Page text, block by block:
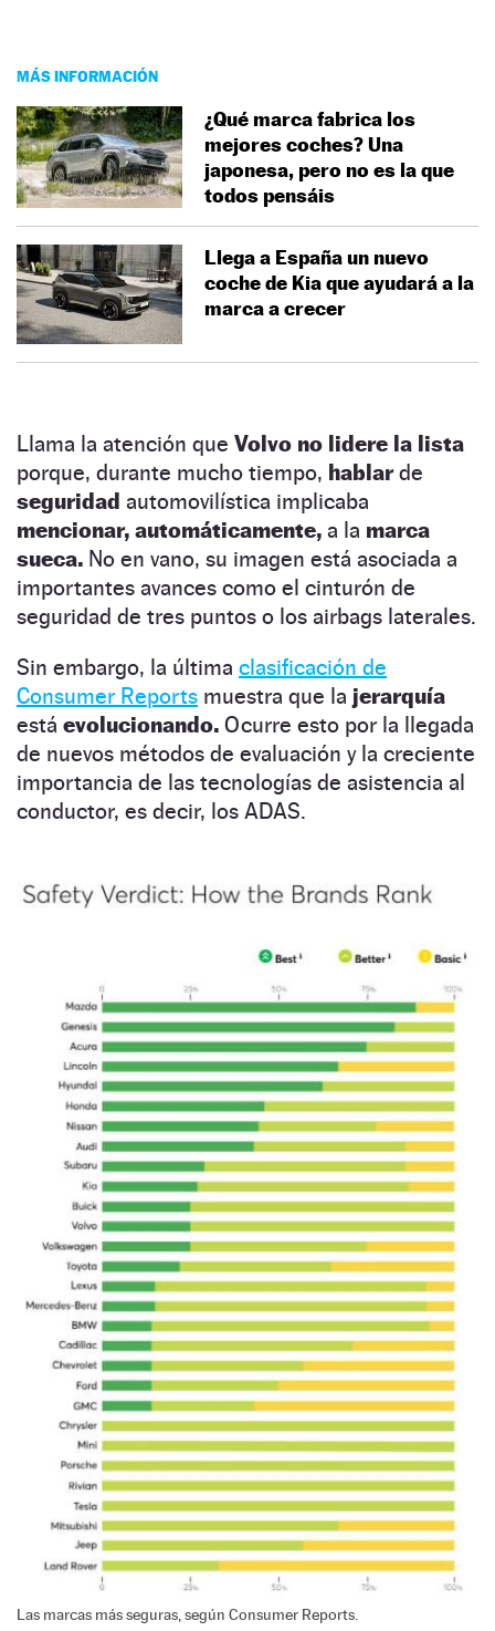
MÁS INFORMACIÓN
¿Qué marca fabrica los
mejores coches? Una
japonesa, pero no es la que
todos pensáis
Llega a España un nuevo
coche de Kia que ayudará a la
marca a crecer
Llama la atención que Volvo no lidere la lista
porque, durante mucho tiempo, hablarde
seguridad automovilística implicaba
mencionar, automáticamente, a la marca
sueca. No en vano, su imagen está asociada a
importantes avances como el cinturón de
seguridad de tres puntos o los airbags laterales.
Sin embargo, la última clasificación de
Consumer Reports muestra que la jerarquía
está evolucionando. Ocurre esto por la llegada
de nuevos métodos de evaluación y la creciente
importancia de las tecnologías de asistencia al
conductor, es decir, los ADAS.
Las marcas más seguras, según Consumer Reports.